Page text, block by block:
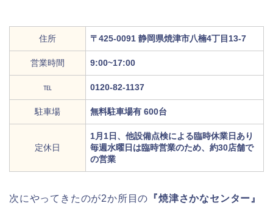
住所 〒425-0091 静岡県焼津市八楠4丁目13-7
営業時間 9:00~17:00
℡ 0120-82-1137
駐車場 無料駐車場有 600台
定休日
1月1日、他設備点検による臨時休業日あり
毎週水曜日は臨時営業のため、約30店舗で
の営業
次にやってきたのが2か所目の 『焼津さかなセンター』